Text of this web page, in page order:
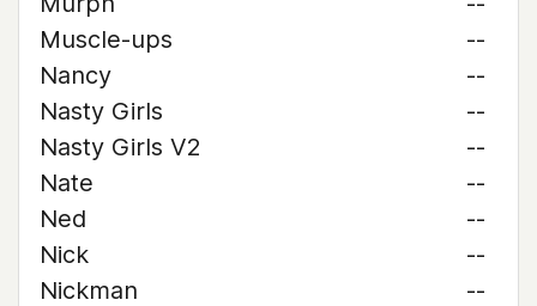
Muscle-ups
--
Nancy
--
Nasty Girls
--
Nasty Girls V2
--
Nate
--
Ned
--
Nick
--
Nickman
--